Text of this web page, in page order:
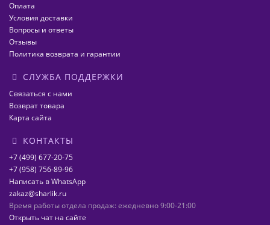
Оплата
Условия доставки
Вопросы и ответы
Отзывы
Политика возврата и гарантии
СЛУЖБА ПОДДЕРЖКИ
Связаться с нами
Возврат товара
Карта сайта
КОНТАКТЫ
+7 (499) 677-20-75
+7 (958) 756-89-96
Написать в WhatsApp
zakaz@sharlik.ru
Время работы отдела продаж: ежедневно 9:00-21:00
Открыть чат на сайте